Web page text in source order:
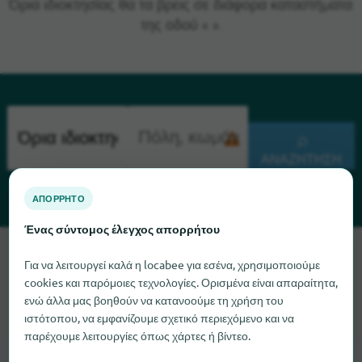
αυτή τη στιγμή. Αν γνωρίζετε πού μπορείτε να βρείτε το Όρια
ιδιοκτησίας, θα χαρούμε πολύ αν μας ενημερώσετε.
ΑΠΌΡΡΗΤΟ
Ένας σύντομος έλεγχος απορρήτου
Για να λειτουργεί καλά η locabee για εσένα, χρησιμοποιούμε
cookies και παρόμοιες τεχνολογίες. Ορισμένα είναι απαραίτητα,
ενώ άλλα μας βοηθούν να κατανοούμε τη χρήση του
ιστότοπου, να εμφανίζουμε σχετικό περιεχόμενο και να
παρέχουμε λειτουργίες όπως χάρτες ή βίντεο.